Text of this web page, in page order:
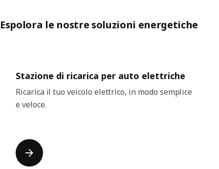
Espolora le nostre soluzioni energetiche
Stazione di ricarica per auto elettriche
Ricarica il tuo veicolo elettrico, in modo semplice
e veloce.